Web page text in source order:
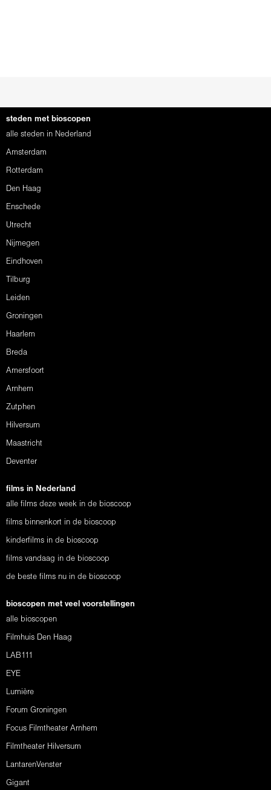
steden met bioscopen
alle steden in Nederland
Amsterdam
Rotterdam
Den Haag
Enschede
Utrecht
Nijmegen
Eindhoven
Tilburg
Leiden
Groningen
Haarlem
Breda
Amersfoort
Arnhem
Zutphen
Hilversum
Maastricht
Deventer
films in Nederland
alle films deze week in de bioscoop
films binnenkort in de bioscoop
kinderfilms in de bioscoop
films vandaag in de bioscoop
de beste films nu in de bioscoop
bioscopen met veel voorstellingen
alle bioscopen
Filmhuis Den Haag
LAB111
EYE
Lumière
Forum Groningen
Focus Filmtheater Arnhem
Filmtheater Hilversum
LantarenVenster
Gigant